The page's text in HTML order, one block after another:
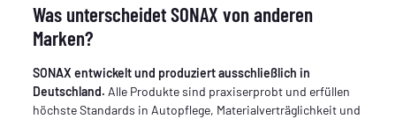
Was unterscheidet SONAX von anderen
Marken?
SONAX entwickelt und produziert ausschließlich in
Deutschland. Alle Produkte sind praxiserprobt und erfüllen
höchste Standards in Autopflege, Materialverträglichkeit und